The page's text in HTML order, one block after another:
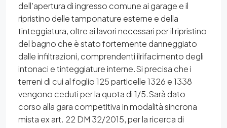
dell’apertura di ingresso comune ai garage e il
ripristino delle tamponature esterne e della
tinteggiatura, oltre ai lavori necessari per il ripristino
del bagno che è stato fortemente danneggiato
dalle infiltrazioni, comprendenti ilrifacimento degli
intonaci e tinteggiature interne.Si precisa che i
terreni di cui al foglio 125 particelle 1326 e 1338
vengono ceduti per la quota di 1/5.Sarà dato
corso alla gara competitiva in modalità sincrona
mista ex art. 22 DM 32/2015, per la ricerca di